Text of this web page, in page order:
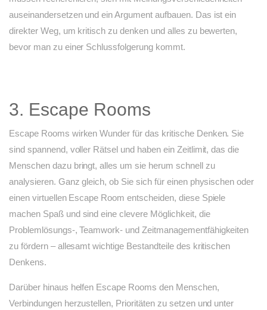
auseinandersetzen und ein Argument aufbauen. Das ist ein
direkter Weg, um kritisch zu denken und alles zu bewerten,
bevor man zu einer Schlussfolgerung kommt.
3. Escape Rooms
Escape Rooms wirken Wunder für das kritische Denken. Sie
sind spannend, voller Rätsel und haben ein Zeitlimit, das die
Menschen dazu bringt, alles um sie herum schnell zu
analysieren. Ganz gleich, ob Sie sich für einen physischen oder
einen virtuellen Escape Room entscheiden, diese Spiele
machen Spaß und sind eine clevere Möglichkeit, die
Problemlösungs-, Teamwork- und Zeitmanagementfähigkeiten
zu fördern – allesamt wichtige Bestandteile des kritischen
Denkens.
Darüber hinaus helfen Escape Rooms den Menschen,
Verbindungen herzustellen, Prioritäten zu setzen und unter